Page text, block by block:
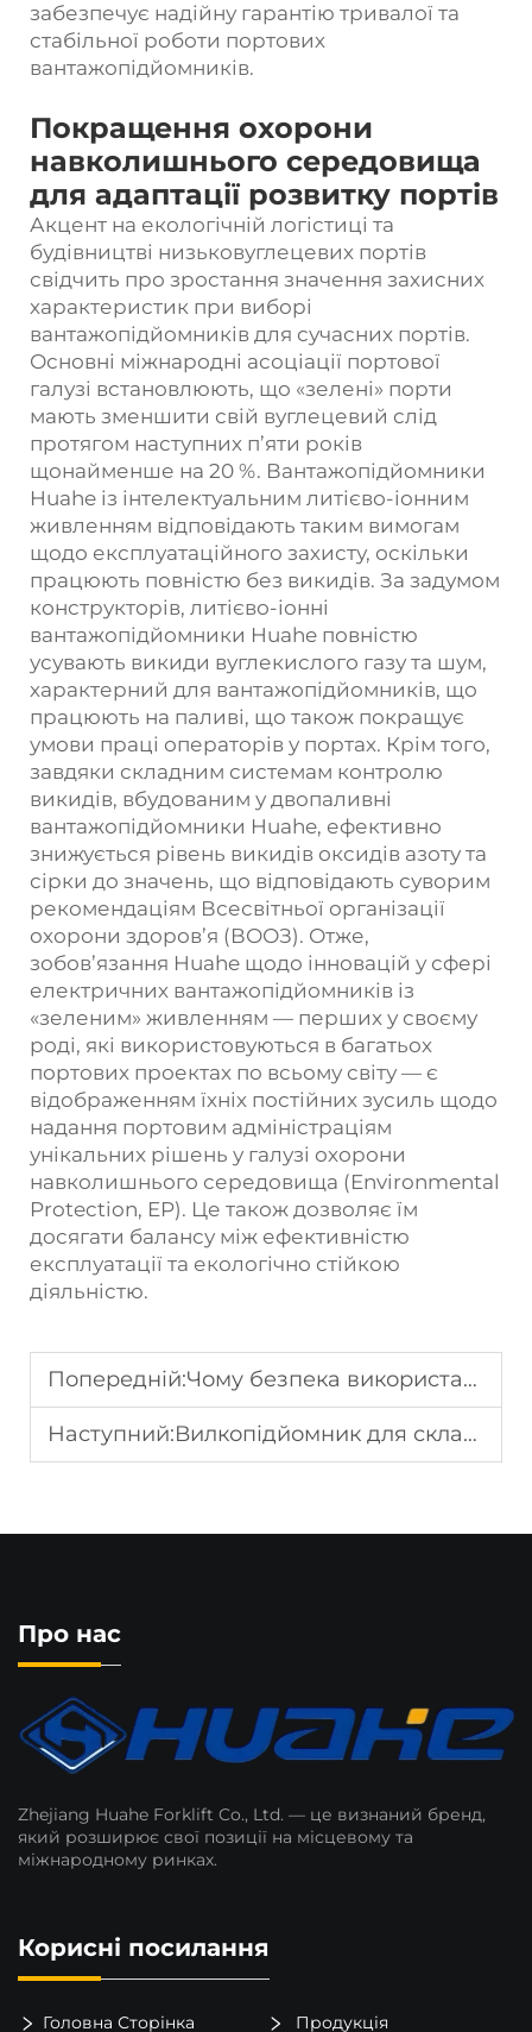
забезпечує надійну гарантію тривалої та
стабільної роботи портових
вантажопідйомників.
Покращення охорони
навколишнього середовища
для адаптації розвитку портів
Акцент на екологічній логістиці та
будівництві низьковуглецевих портів
свідчить про зростання значення захисних
характеристик при виборі
вантажопідйомників для сучасних портів.
Основні міжнародні асоціації портової
галузі встановлюють, що «зелені» порти
мають зменшити свій вуглецевий слід
протягом наступних п’яти років
щонайменше на 20 %. Вантажопідйомники
Huahe із інтелектуальним литієво-іонним
живленням відповідають таким вимогам
щодо експлуатаційного захисту, оскільки
працюють повністю без викидів. За задумом
конструкторів, литієво-іонні
вантажопідйомники Huahe повністю
усувають викиди вуглекислого газу та шум,
характерний для вантажопідйомників, що
працюють на паливі, що також покращує
умови праці операторів у портах. Крім того,
завдяки складним системам контролю
викидів, вбудованим у двопаливні
вантажопідйомники Huahe, ефективно
знижується рівень викидів оксидів азоту та
сірки до значень, що відповідають суворим
рекомендаціям Всесвітньої організації
охорони здоров’я (ВООЗ). Отже,
зобов’язання Huahe щодо інновацій у сфері
електричних вантажопідйомників із
«зеленим» живленням — перших у своєму
роді, які використовуються в багатьох
портових проектах по всьому світу — є
відображенням їхніх постійних зусиль щодо
надання портовим адміністраціям
унікальних рішень у галузі охорони
навколишнього середовища (Environmental
Protection, EP). Це також дозволяє їм
досягати балансу між ефективністю
експлуатації та екологічно стійкою
діяльністю.
Попередній:Чому безпека використання навантажувачів є критично важливою для роботи в портах?
Наступний:Вилкопідйомник для складу з нульовими викидами для заводу
Про нас
Zhejiang Huahe Forklift Co., Ltd. — це визнаний бренд,
який розширює свої позиції на місцевому та
міжнародному ринках.
Корисні посилання
Головна Сторінка Продукція